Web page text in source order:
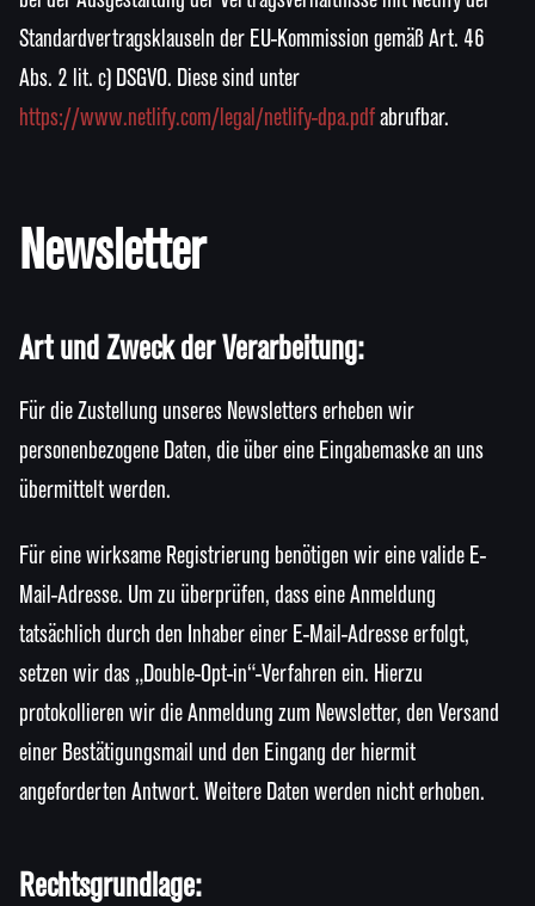
Standardvertragsklauseln der EU-Kommission gemäß Art. 46
Abs. 2 lit. c) DSGVO. Diese sind unter
https://www.netlify.com/legal/netlify-dpa.pdfabrufbar.
Newsletter
Art und Zweck der Verarbeitung:
Für die Zustellung unseres Newsletters erheben wir
personenbezogene Daten, die über eine Eingabemaske an uns
übermittelt werden.
Für eine wirksame Registrierung benötigen wir eine valide E-
Mail-Adresse. Um zu überprüfen, dass eine Anmeldung
tatsächlich durch den Inhaber einer E-Mail-Adresse erfolgt,
setzen wir das „Double-Opt-in“-Verfahren ein. Hierzu
protokollieren wir die Anmeldung zum Newsletter, den Versand
einer Bestätigungsmail und den Eingang der hiermit
angeforderten Antwort. Weitere Daten werden nicht erhoben.
Rechtsgrundlage: